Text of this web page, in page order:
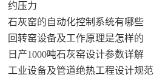
约压力
石灰窑的自动化控制系统有哪些
回转窑设备及工作原理是怎样的
日产1000吨石灰窑设计参数详解
工业设备及管道绝热工程设计规范